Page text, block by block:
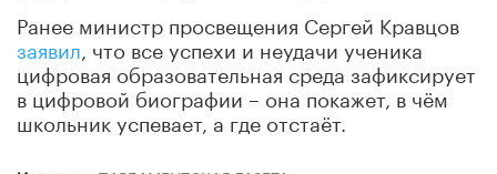
Ранее министр просвещения Сергей Кравцов
заявил , что все успехи и неудачи ученика
цифровая образовательная среда зафиксирует
в цифровой биографии – она покажет, в чём
школьник успевает, а где отстаёт.